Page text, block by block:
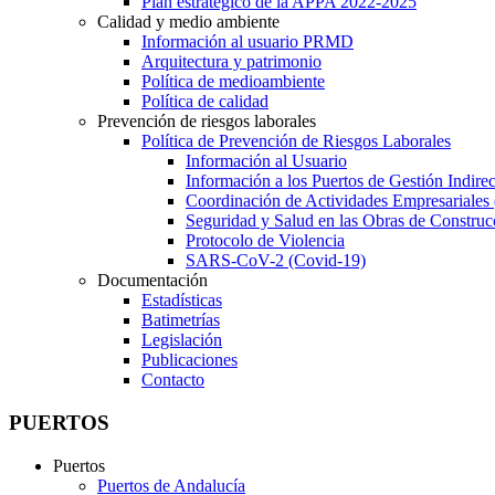
Calidad y medio ambiente
Información al usuario PRMD
Arquitectura y patrimonio
Política de medioambiente
Política de calidad
Prevención de riesgos laborales
Política de Prevención de Riesgos Laborales
Información al Usuario
Información a los Puertos de Gestión
Coordinación de Actividades
Seguridad y Salud en las Obras de
Protocolo de Violencia
SARS-CoV-2 (Covid-19)
Documentación
Estadísticas
Batimetrías
Legislación
Publicaciones
Contacto
PUERTOS
Puertos
Puertos de Andalucía